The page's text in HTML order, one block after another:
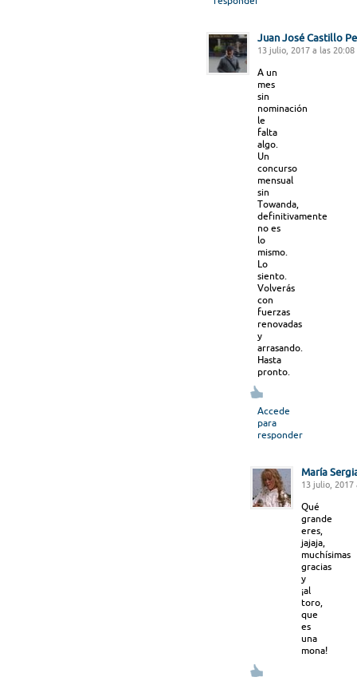
Juan José Castillo
13 julio, 2017 a las 20:08
A un
mes
sin
nominación
le
falta
algo.
Un
concurso
mensual
sin
Towanda,
definitivamente
no es
lo
mismo.
Lo
siento.
Volverás
con
fuerzas
renovadas
y
arrasando.
Hasta
pronto.
Accede
para
responder
María
13 julio, 2017
Qué
grande
eres,
jajaja,
muchísimas
gracias
y
¡al
toro,
que
es
una
mona!